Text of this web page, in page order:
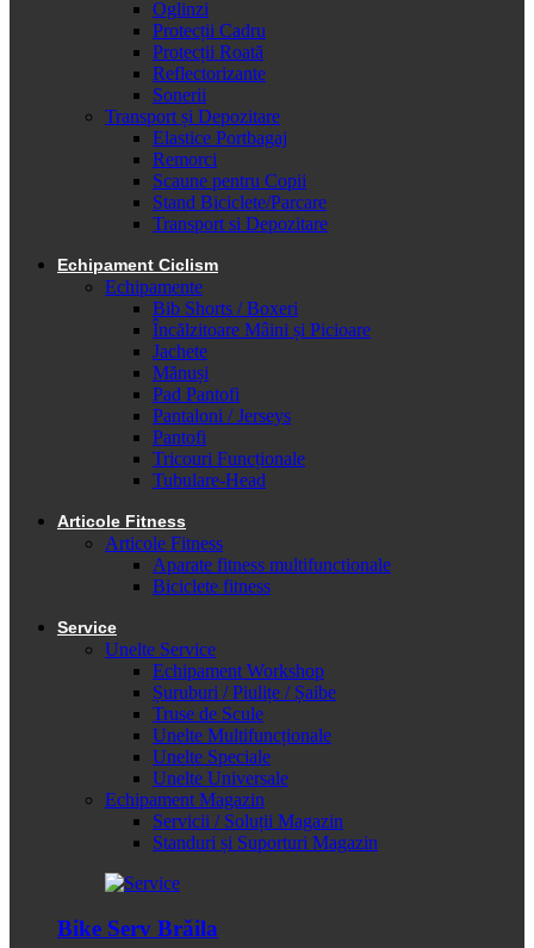
Oglinzi
Protecții Cadru
Protecții Roată
Reflectorizante
Sonerii
Transport și Depozitare
Elastice Portbagaj
Remorci
Scaune pentru Copii
Stand Biciclete/Parcare
Transport si Depozitare
Echipament Ciclism
Echipamente
Bib Shorts / Boxeri
Încălzitoare Mâini și Picioare
Jachete
Mănuși
Pad Pantofi
Pantaloni / Jerseys
Pantofi
Tricouri Funcționale
Tubulare-Head
Articole Fitness
Articole Fitness
Aparate fitness multifunctionale
Biciclete fitness
Service
Unelte Service
Echipament Workshop
Șuruburi / Piulițe / Șaibe
Truse de Scule
Unelte Multifuncționale
Unelte Speciale
Unelte Universale
Echipament Magazin
Servicii / Soluții Magazin
Standuri și Suporturi Magazin
Bike Serv Brăila